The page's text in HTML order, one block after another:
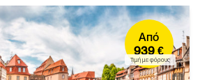
Από
939 €
Τιμή με φόρους